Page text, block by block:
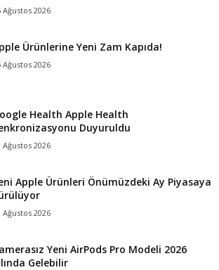
Ağustos 2026
Ürünlerine Yeni Zam Kapıda!
Ağustos 2026
Health Apple Health
Duyuruldu
Ağustos 2026
Apple Ürünleri Önümüzdeki Ay Piyasaya
Ağustos 2026
Yeni AirPods Pro Modeli 2026
Gelebilir